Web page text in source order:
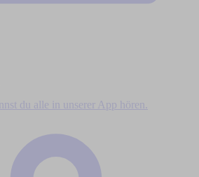
du alle in unserer App hören.